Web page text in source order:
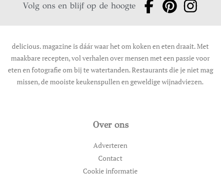
Volg ons en blijf op de hoogte
delicious. magazine is dáár waar het om koken en eten draait. Met
maakbare recepten, vol verhalen over mensen met een passie voor
eten en fotografie om bij te watertanden. Restaurants die je niet mag
missen, de mooiste keukenspullen en geweldige wijnadviezen.
Over ons
Adverteren
Contact
Cookie informatie